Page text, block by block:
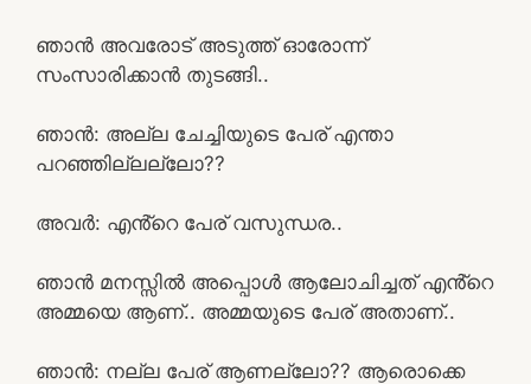
ഞാൻ അവരോട് അടുത്ത് ഓരോന്ന്
സംസാരിക്കാൻ തുടങ്ങി..
ഞാൻ: അല്ല ചേച്ചിയുടെ പേര് എന്താ
പറഞ്ഞില്ലല്ലോ??
അവർ: എൻ്റെ പേര് വസുന്ധര..
ഞാൻ മനസ്സിൽ അപ്പൊൾ ആലോചിച്ചത് എൻ്റെ
അമ്മയെ ആണ്.. അമ്മയുടെ പേര് അതാണ്..
ഞാൻ: നല്ല പേര് ആണല്ലോ?? ആരൊക്കെ